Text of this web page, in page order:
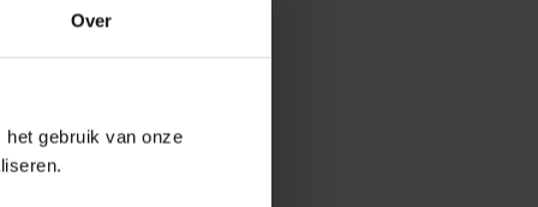
Over
gebruik van onze
het water dat bij u
te gaan. Wij adviseren u hier